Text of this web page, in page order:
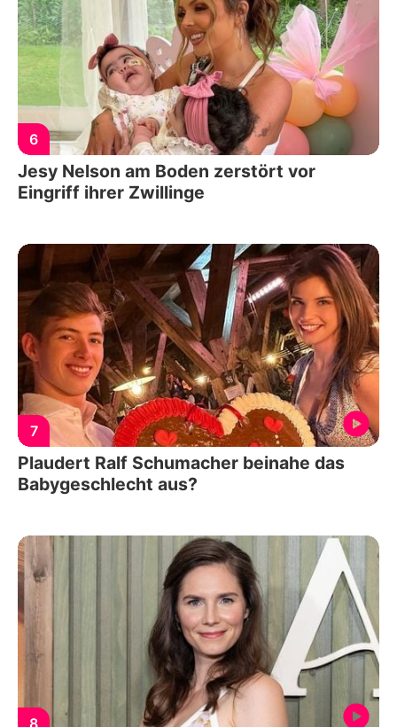
6
Jesy Nelson am Boden zerstört vor
Eingriff ihrer Zwillinge
7
Plaudert Ralf Schumacher beinahe das
Babygeschlecht aus?
8